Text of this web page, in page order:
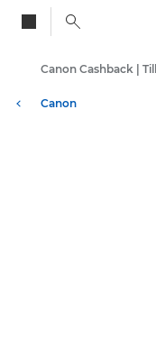
Canon